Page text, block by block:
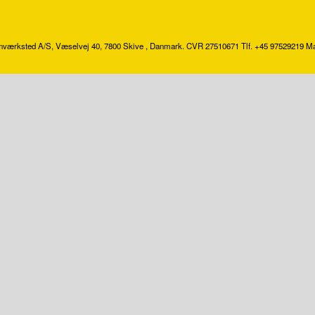
A/S, Væselvej 40, 7800 Skive , Danmark. CVR 27510671 Tlf. +45 97529219